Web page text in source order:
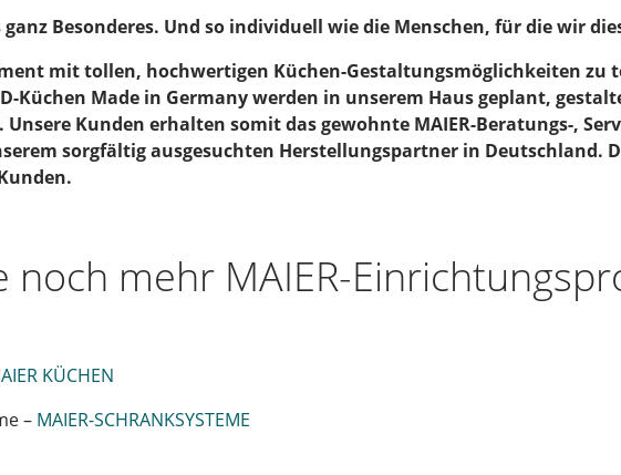
Besonderes. Und so individuell wie die Menschen, für die wir
mit tollen, hochwertigen Küchen-Gestaltungsmöglichkeiten zu
Küchen Made in Germany werden in unserem Haus geplant,
Kunden erhalten somit das gewohnte MAIER-Beratungs-,
sorgfältig ausgesuchten Herstellungspartner in Deutschland.
noch mehr MAIER-
KÜCHEN
– MAIER-SCHRANKSYSTEME